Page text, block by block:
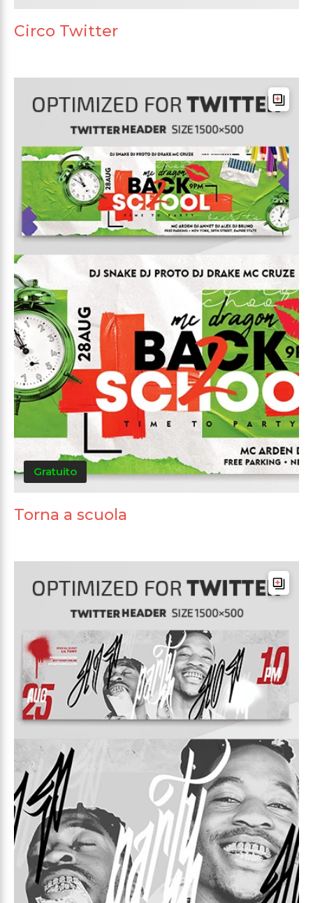
Circo Twitter
Gratuito
Torna a scuola